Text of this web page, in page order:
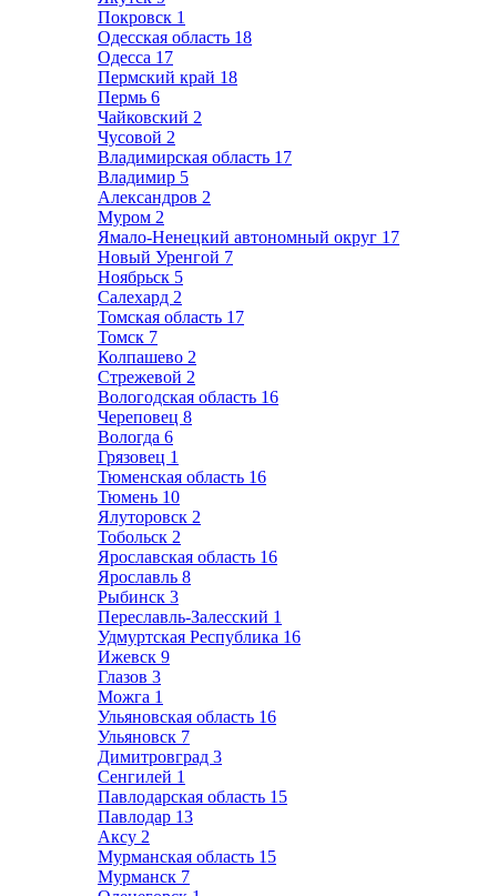
Покровск 1
Одесская область 18
Одесса 17
Пермский край 18
Пермь 6
Чайковский 2
Чусовой 2
Владимирская область 17
Владимир 5
Александров 2
Муром 2
Ямало-Ненецкий автономный округ 17
Новый Уренгой 7
Ноябрьск 5
Салехард 2
Томская область 17
Томск 7
Колпашево 2
Стрежевой 2
Вологодская область 16
Череповец 8
Вологда 6
Грязовец 1
Тюменская область 16
Тюмень 10
Ялуторовск 2
Тобольск 2
Ярославская область 16
Ярославль 8
Рыбинск 3
Переславль-Залесский 1
Удмуртская Республика 16
Ижевск 9
Глазов 3
Можга 1
Ульяновская область 16
Ульяновск 7
Димитровград 3
Сенгилей 1
Павлодарская область 15
Павлодар 13
Аксу 2
Мурманская область 15
Мурманск 7